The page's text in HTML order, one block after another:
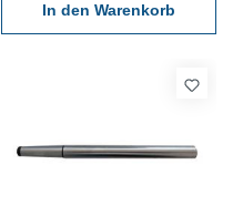
In den Warenkorb